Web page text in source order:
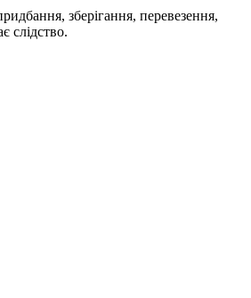
зберігання, перевезення,
слідство.